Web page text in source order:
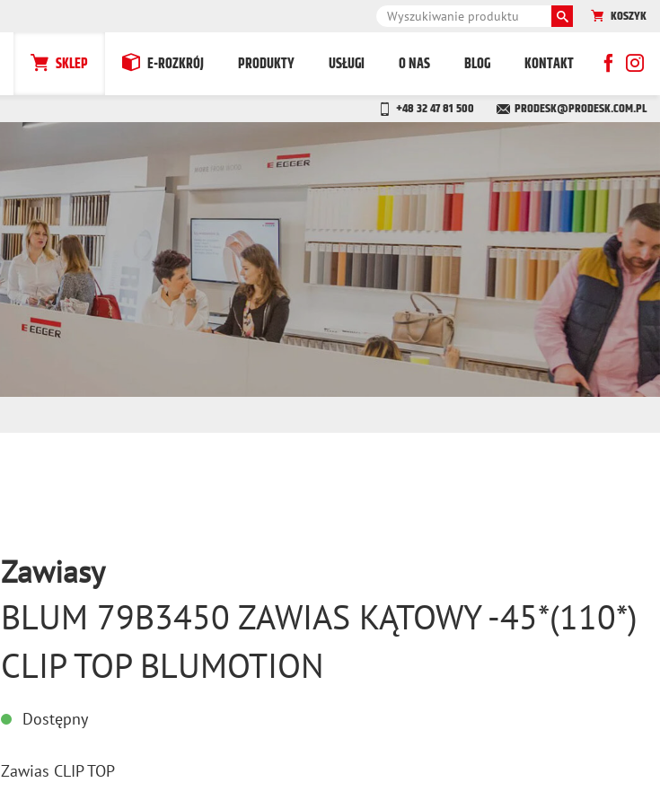
KOSZYK
SKLEP E-ROZKRÓJ PRODUKTY USŁUGI O NAS BLOG KONTAKT
+48 32 47 81 500 PRODESK@PRODESK.COM.PL
Zawiasy
BLUM 79B3450 ZAWIAS KĄTOWY -45*(110*)
CLIP TOP BLUMOTION
Dostępny
Za­wias CLIP TOP